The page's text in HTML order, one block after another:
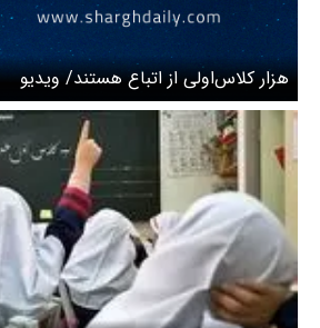
هزار کلاس‌اولی از اتباع هستند/ ویدیو